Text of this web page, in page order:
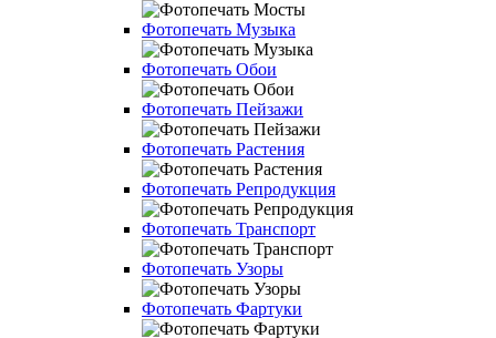
Фотопечать Музыка
Фотопечать Обои
Фотопечать Пейзажи
Фотопечать Растения
Фотопечать Репродукция
Фотопечать Транспорт
Фотопечать Узоры
Фотопечать Фартуки